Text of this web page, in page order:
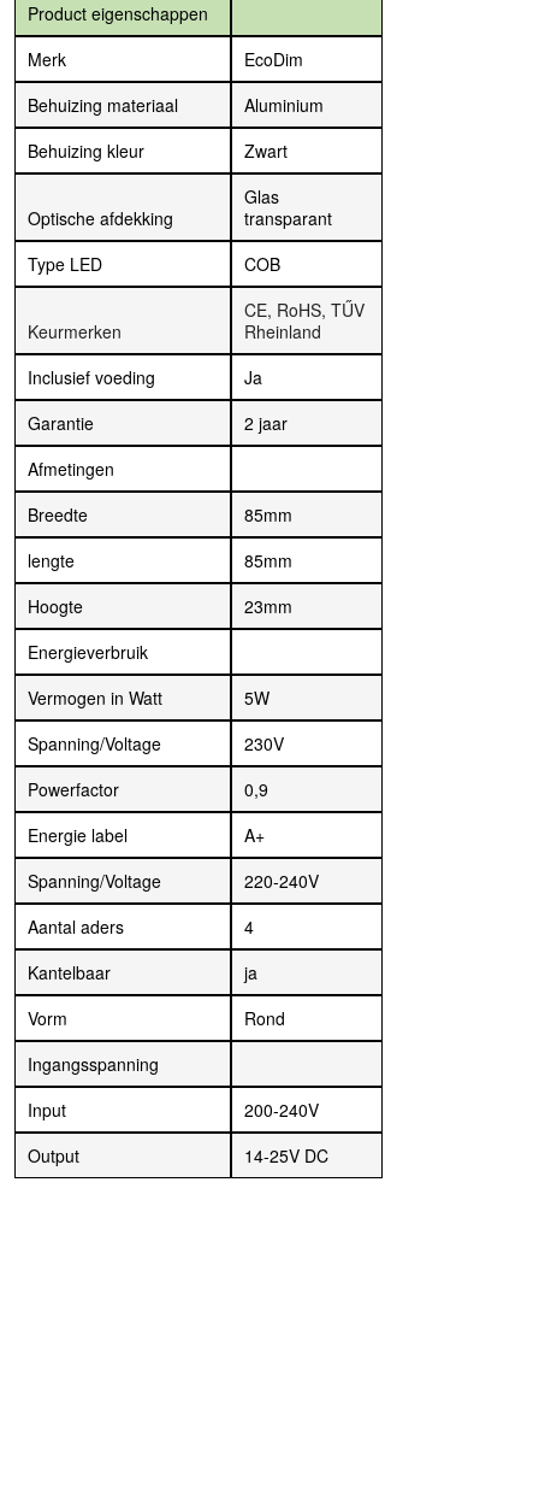
Product eigenschappen
Merk
EcoDim
Behuizing materiaal
Aluminium
Behuizing kleur
Zwart
Optische afdekking
Glas
transparant
Type LED
COB
Keurmerken
CE, RoHS, TŰV
Rheinland
Inclusief voeding
Ja
Garantie
2 jaar
Afmetingen
Breedte
85mm
lengte
85mm
Hoogte
23mm
Energieverbruik
Vermogen in Watt
5W
Spanning/Voltage
230V
Powerfactor
0,9
Energie label
A+
Spanning/Voltage
220-240V
Aantal aders
4
Kantelbaar
ja
Vorm
Rond
Ingangsspanning
Input
200-240V
Output
14-25V DC